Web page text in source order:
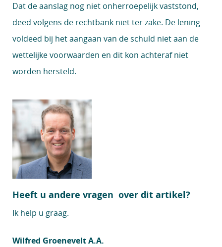
Dat de aanslag nog niet onherroepelijk vaststond,
deed volgens de rechtbank niet ter zake. De lening
voldeed bij het aangaan van de schuld niet aan de
wettelijke voorwaarden en dit kon achteraf niet
worden hersteld.
Heeft u andere vragen over dit artikel?
Ik help u graag.
Wilfred Groenevelt A.A.